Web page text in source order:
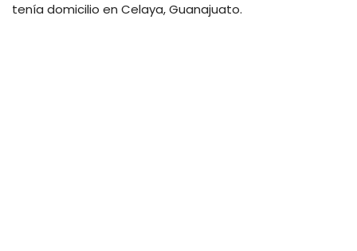
tenía domicilio en Celaya, Guanajuato.